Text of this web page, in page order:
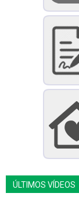
ÚLTIMOS VÍDEOS